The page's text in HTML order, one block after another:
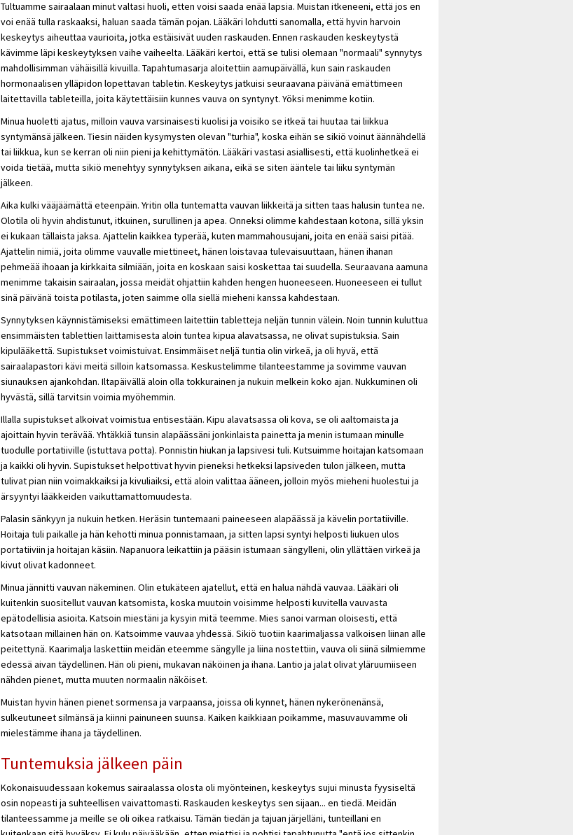
Tultuamme sairaalaan minut valtasi huoli, etten voisi saada enää lapsia. Muistan itkeneeni, että jos en
voi enää tulla raskaaksi, haluan saada tämän pojan. Lääkäri lohdutti sanomalla, että hyvin harvoin
keskeytys aiheuttaa vaurioita, jotka estäisivät uuden raskauden. Ennen raskauden keskeytystä
kävimme läpi keskeytyksen vaihe vaiheelta. Lääkäri kertoi, että se tulisi olemaan "normaali" synnytys
mahdollisimman vähäisillä kivuilla. Tapahtumasarja aloitettiin aamupäivällä, kun sain raskauden
hormonaalisen ylläpidon lopettavan tabletin. Keskeytys jatkuisi seuraavana päivänä emättimeen
laitettavilla tableteilla, joita käytettäisiin kunnes vauva on syntynyt. Yöksi menimme kotiin.
Minua huoletti ajatus, milloin vauva varsinaisesti kuolisi ja voisiko se itkeä tai huutaa tai liikkua
syntymänsä jälkeen. Tiesin näiden kysymysten olevan "turhia", koska eihän se sikiö voinut äännähdellä
tai liikkua, kun se kerran oli niin pieni ja kehittymätön. Lääkäri vastasi asiallisesti, että kuolinhetkeä ei
voida tietää, mutta sikiö menehtyy synnytyksen aikana, eikä se siten ääntele tai liiku syntymän
jälkeen.
Aika kulki vääjäämättä eteenpäin. Yritin olla tuntematta vauvan liikkeitä ja sitten taas halusin tuntea ne.
Olotila oli hyvin ahdistunut, itkuinen, surullinen ja apea. Onneksi olimme kahdestaan kotona, sillä yksin
ei kukaan tällaista jaksa. Ajattelin kaikkea typerää, kuten mammahousujani, joita en enää saisi pitää.
Ajattelin nimiä, joita olimme vauvalle miettineet, hänen loistavaa tulevaisuuttaan, hänen ihanan
pehmeää ihoaan ja kirkkaita silmiään, joita en koskaan saisi koskettaa tai suudella. Seuraavana aamuna
menimme takaisin sairaalan, jossa meidät ohjattiin kahden hengen huoneeseen. Huoneeseen ei tullut
sinä päivänä toista potilasta, joten saimme olla siellä mieheni kanssa kahdestaan.
Synnytyksen käynnistämiseksi emättimeen laitettiin tabletteja neljän tunnin välein. Noin tunnin kuluttua
ensimmäisten tablettien laittamisesta aloin tuntea kipua alavatsassa, ne olivat supistuksia. Sain
kipulääkettä. Supistukset voimistuivat. Ensimmäiset neljä tuntia olin virkeä, ja oli hyvä, että
sairaalapastori kävi meitä silloin katsomassa. Keskustelimme tilanteestamme ja sovimme vauvan
siunauksen ajankohdan. Iltapäivällä aloin olla tokkurainen ja nukuin melkein koko ajan. Nukkuminen oli
hyvästä, sillä tarvitsin voimia myöhemmin.
Illalla supistukset alkoivat voimistua entisestään. Kipu alavatsassa oli kova, se oli aaltomaista ja
ajoittain hyvin terävää. Yhtäkkiä tunsin alapäässäni jonkinlaista painetta ja menin istumaan minulle
tuodulle portatiiville (istuttava potta). Ponnistin hiukan ja lapsivesi tuli. Kutsuimme hoitajan katsomaan
ja kaikki oli hyvin. Supistukset helpottivat hyvin pieneksi hetkeksi lapsiveden tulon jälkeen, mutta
tulivat pian niin voimakkaiksi ja kivuliaiksi, että aloin valittaa ääneen, jolloin myös mieheni huolestui ja
ärsyyntyi lääkkeiden vaikuttamattomuudesta.
Palasin sänkyyn ja nukuin hetken. Heräsin tuntemaani paineeseen alapäässä ja kävelin portatiiville.
Hoitaja tuli paikalle ja hän kehotti minua ponnistamaan, ja sitten lapsi syntyi helposti liukuen ulos
portatiiviin ja hoitajan käsiin. Napanuora leikattiin ja pääsin istumaan sängylleni, olin yllättäen virkeä ja
kivut olivat kadonneet.
Minua jännitti vauvan näkeminen. Olin etukäteen ajatellut, että en halua nähdä vauvaa. Lääkäri oli
kuitenkin suositellut vauvan katsomista, koska muutoin voisimme helposti kuvitella vauvasta
epätodellisia asioita. Katsoin miestäni ja kysyin mitä teemme. Mies sanoi varman oloisesti, että
katsotaan millainen hän on. Katsoimme vauvaa yhdessä. Sikiö tuotiin kaarimaljassa valkoisen liinan alle
peitettynä. Kaarimalja laskettiin meidän eteemme sängylle ja liina nostettiin, vauva oli siinä silmiemme
edessä aivan täydellinen. Hän oli pieni, mukavan näköinen ja ihana. Lantio ja jalat olivat yläruumiiseen
nähden pienet, mutta muuten normaalin näköiset.
Muistan hyvin hänen pienet sormensa ja varpaansa, joissa oli kynnet, hänen nykerönenänsä,
sulkeutuneet silmänsä ja kiinni painuneen suunsa. Kaiken kaikkiaan poikamme, masuvauvamme oli
mielestämme ihana ja täydellinen.
Tuntemuksia jälkeen päin
Kokonaisuudessaan kokemus sairaalassa olosta oli myönteinen, keskeytys sujui minusta fyysiseltä
osin nopeasti ja suhteellisen vaivattomasti. Raskauden keskeytys sen sijaan... en tiedä. Meidän
tilanteessamme ja meille se oli oikea ratkaisu. Tämän tiedän ja tajuan järjelläni, tunteillani en